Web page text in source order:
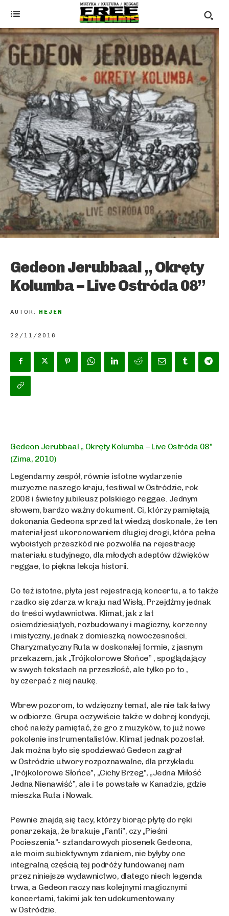
Gedeon Jerubbaal „ Okręty
Kolumba – Live Ostróda 08”
AUTOR: HEJEN
22/11/2016
Gedeon Jerubbaal „ Okręty Kolumba – Live Ostróda 08”
(Zima, 2010)
Legendarny zespół, równie istotne wydarzenie
muzyczne naszego kraju, festiwal w Ostródzie, rok
2008 i świetny jubileusz polskiego reggae. Jednym
słowem, bardzo ważny dokument. Ci, którzy pamiętają
dokonania Gedeona sprzed lat wiedzą doskonale, że ten
materiał jest ukoronowaniem długiej drogi, która pełna
wyboistych przeszkód nie pozwoliła na rejestrację
materiału studyjnego, dla młodych adeptów dźwięków
reggae, to piękna lekcja historii.
Co też istotne, płyta jest rejestracją koncertu, a to także
rzadko się zdarza w kraju nad Wisłą. Przejdźmy jednak
do treści wydawnictwa. Klimat, jak z lat
osiemdziesiątych, rozbudowany i magiczny, korzenny
i mistyczny, jednak z domieszką nowoczesności.
Charyzmatyczny Ruta w doskonałej formie, z jasnym
przekazem, jak „Trójkolorowe Słońce” , spoglądający
w swych tekstach na przeszłość, ale tylko po to ,
by czerpać z niej naukę.
Wbrew pozorom, to wdzięczny temat, ale nie tak łatwy
w odbiorze. Grupa oczywiście także w dobrej kondycji,
choć należy pamiętać, że gro z muzyków, to już nowe
pokolenie instrumentalistów. Klimat jednak pozostał.
Jak można było się spodziewać Gedeon zagrał
w Ostródzie utwory rozpoznawalne, dla przykładu
„Trójkolorowe Słońce”, „Cichy Brzeg”, „Jedna Miłość
Jedna Nienawiść”, ale i te powstałe w Kanadzie, gdzie
mieszka Ruta i Nowak.
Pewnie znajdą się tacy, którzy biorąc płytę do ręki
ponarzekają, że brakuje „Fanti”, czy „Pieśni
Pocieszenia”- sztandarowych piosenek Gedeona,
ale moim subiektywnym zdaniem, nie byłyby one
integralną częścią tej podróży fundowanej nam
przez niniejsze wydawnictwo, dlatego niech legenda
trwa, a Gedeon raczy nas kolejnymi magicznymi
koncertami, takimi jak ten udokumentowany
w Ostródzie.